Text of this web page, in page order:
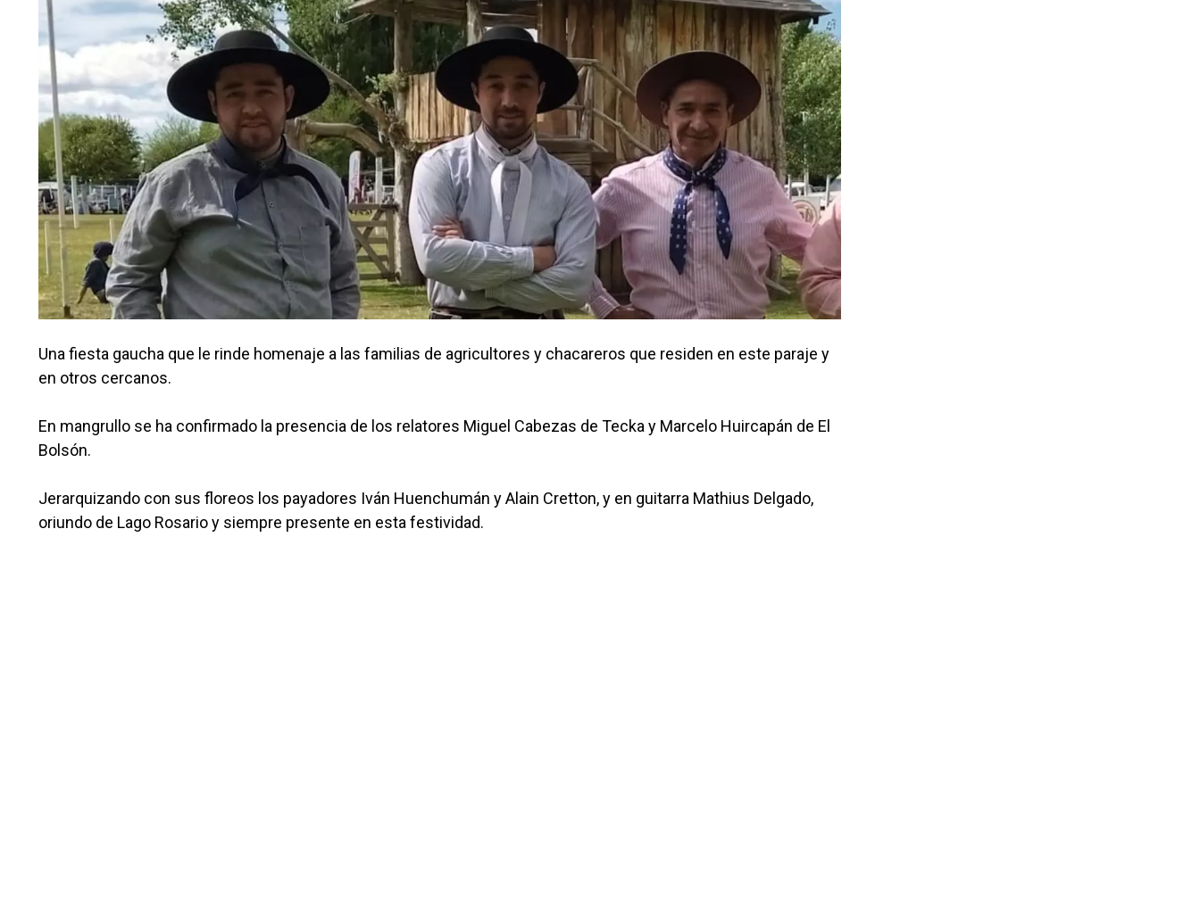
Una fiesta gaucha que le rinde homenaje a las familias de agricultores y chacareros que residen en este paraje y
en otros cercanos.
En mangrullo se ha confirmado la presencia de los relatores Miguel Cabezas de Tecka y Marcelo Huircapán de El
Bolsón.
Jerarquizando con sus floreos los payadores Iván Huenchumán y Alain Cretton, y en guitarra Mathius Delgado,
oriundo de Lago Rosario y siempre presente en esta festividad.